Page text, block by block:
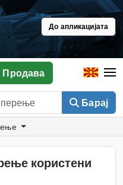
До апликацијата
Барај
Продава
користени